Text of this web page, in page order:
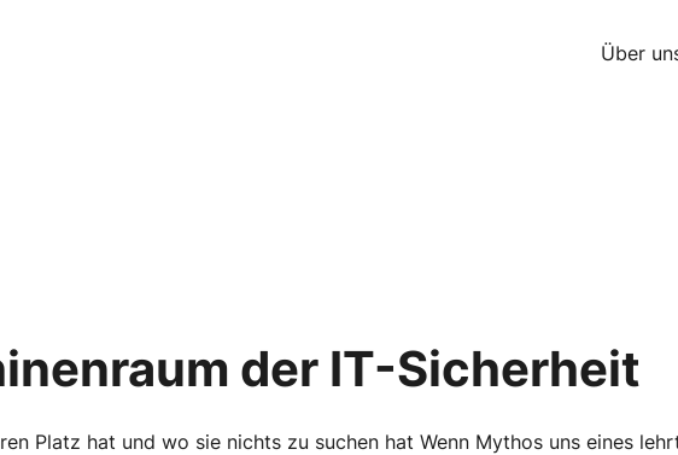
Über
der IT-Sicherheit
Platz hat und wo sie nichts zu suchen hat Wenn Mythos uns eines